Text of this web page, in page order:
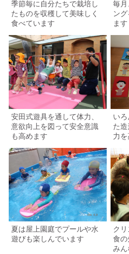
季節毎に自分たちで栽培し
たものを収穫して美味しく
食べています
毎
ン
ます
安田式遊具を通して体力、
意欲向上を図って安全意識
も高めます
い
た
力
夏は屋上園庭でプールや水
遊びも楽しんでいます
ク
食
み